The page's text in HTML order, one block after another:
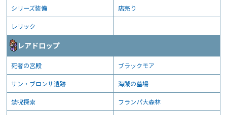
シリーズ装備 店売り
レリック
レアドロップ
死者の宮殿 ブラックモア
サン・ブロンサ遺跡 海賊の墓場
禁呪探索 フランパ大森林